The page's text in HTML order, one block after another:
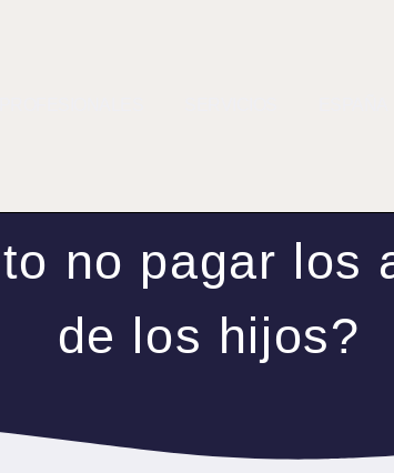
no pagar los
de los hijos?